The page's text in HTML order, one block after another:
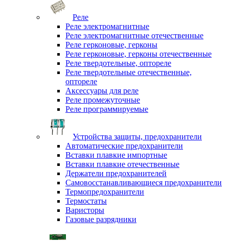
Реле
Реле электромагнитные
Реле электромагнитные отечественные
Реле герконовые, герконы
Реле герконовые, герконы отечественные
Реле твердотельные, оптореле
Реле твердотельные отечественные,
оптореле
Аксессуары для реле
Реле промежуточные
Реле программируемые
Устройства защиты, предохранители
Автоматические предохранители
Вставки плавкие импортные
Вставки плавкие отечественные
Держатели предохранителей
Самовосстанавливающиеся предохранители
Термопредохранители
Термостаты
Варисторы
Газовые разрядники